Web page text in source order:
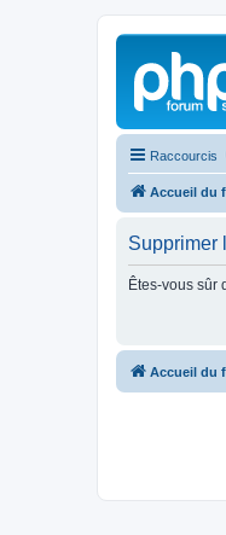
Raccourcis
Accueil du
Supprimer
Êtes-vous sûr
Accueil du